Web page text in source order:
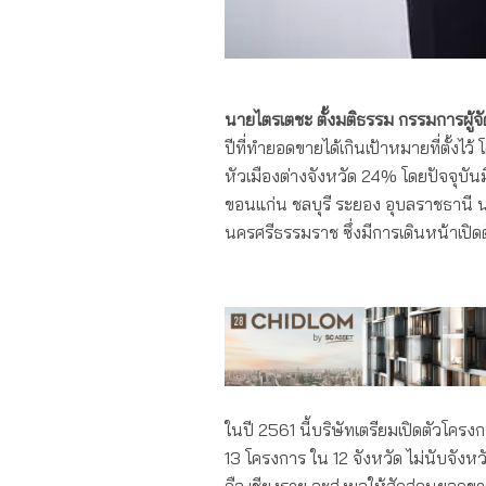
นายไตรเตชะ ตั้งมติธรรม กรรมการ
ปีที่ทำยอดขายได้เกินเป้าหมายที่ตั้งไ
หัวเมืองต่างจังหวัด 24% โดยปัจจุบั
ขอนแก่น ชลบุรี ระยอง อุบลราชธานี
นครศรีธรรมราช ซึ่งมีการเดินหน้าเปิ
ในปี 2561 นี้บริษัทเตรียมเปิดตัวโคร
13 โครงการ ใน 12 จังหวัด ไม่นับจัง